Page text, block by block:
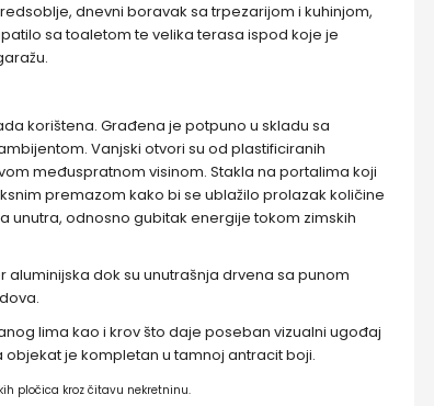
dnevni boravak sa trpezarijom i kuhinjom,
sa toaletom te velika terasa ispod koje je
korištena. Građena je potpuno u skladu sa
Vanjski otvori su od plastificiranih
međuspratnom visinom. Stakla na portalima koji
premazom kako bi se ublažilo prolazak količine
unutra, odnosno gubitak energije tokom zimskih
aluminijska dok su unutrašnja drvena sa punom
lima kao i krov što daje poseban vizualni ugođaj
objekat je kompletan u tamnoj antracit boji.
pločica kroz čitavu nekretninu.